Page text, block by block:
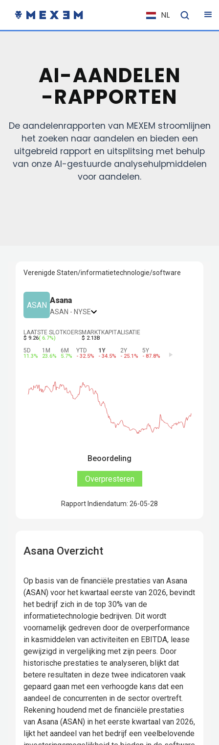
NL
EN
ES
DE
PL
HU
NO
AI-AANDELEN
-RAPPORTEN
De aandelenrapporten van MEXEM stroomlijnen
het zoeken naar aandelen en bieden een
uitgebreid rapport en uitsplitsing met behulp
van onze AI-gestuurde analysehulpmiddelen
voor aandelen.